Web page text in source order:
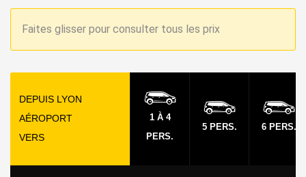
Faites glisser pour consulter tous les prix
DEPUIS LYON
AÉROPORT
VERS
1 À 4
PERS.
5 PERS. 6 PERS.